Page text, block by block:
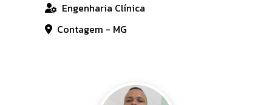
Engenharia Clínica
Contagem - MG